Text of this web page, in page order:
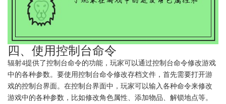
四、使用控制台命令
辐射4提供了控制台命令的功能，玩家可以通过控制台命令修改游戏
中的各种参数。要使用控制台命令修改存档文件，首先需要打开游
戏的控制台界面。在控制台界面中，玩家可以输入各种命令来修改
游戏中的各种参数，比如修改角色属性、添加物品、解锁地点等。